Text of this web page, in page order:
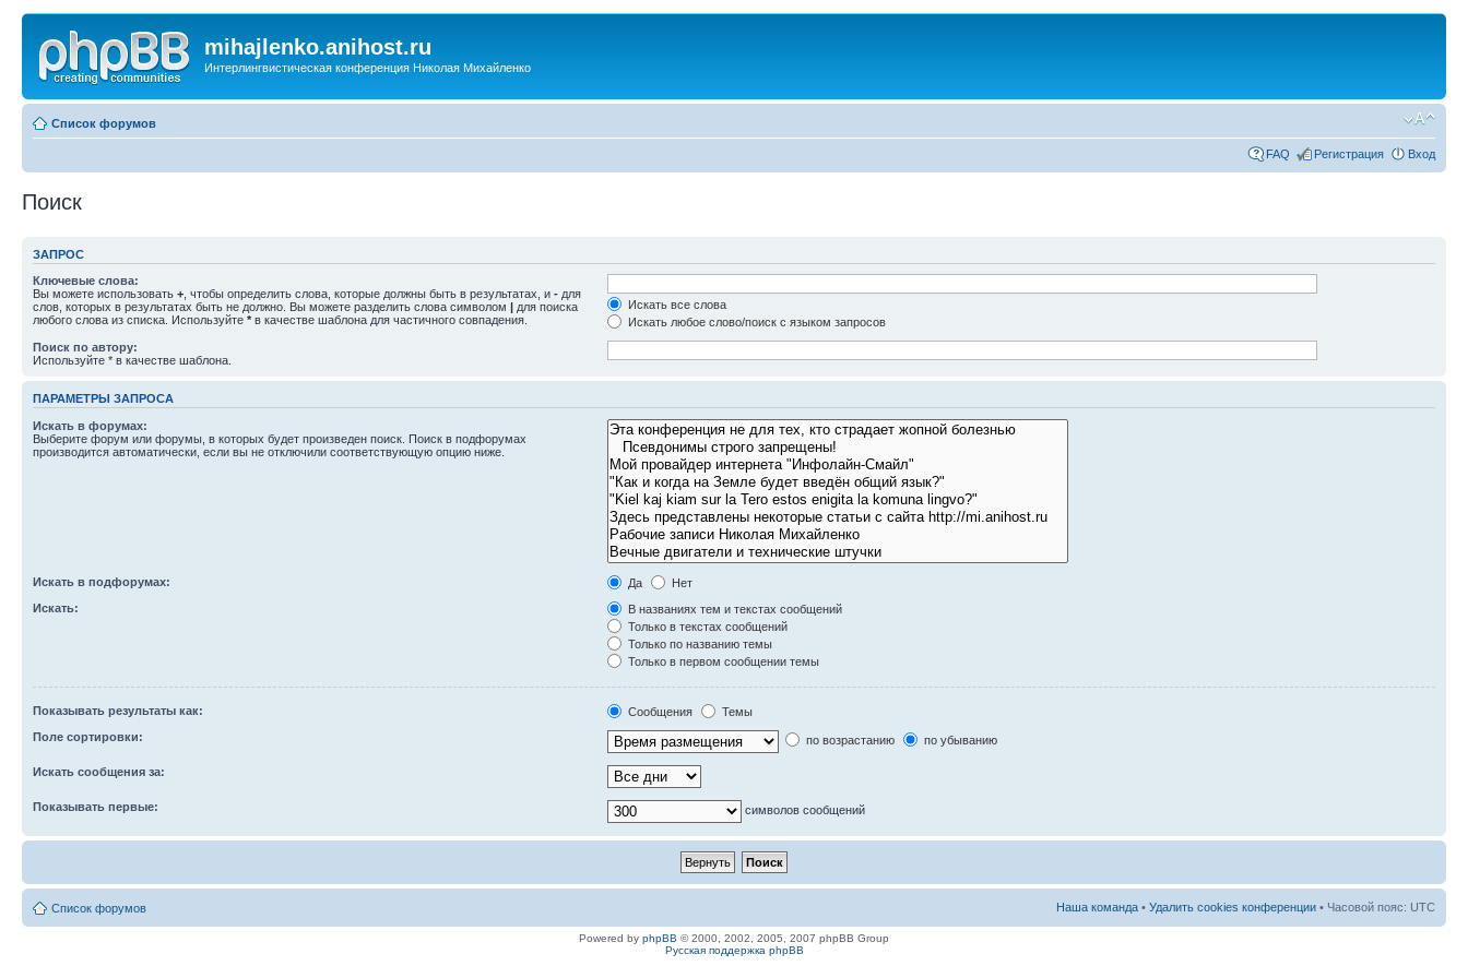
mihajlenko.anihost.ru
Интерлингвистическая конференция Николая Михайленко
Список форумов
FAQ Регистрация Вход
Поиск
ЗАПРОС
Ключевые слова:
Вы можете использовать + , чтобы определить слова, которые должны быть в результатах, и - для
слов, которых в результатах быть не должно. Вы можете разделить слова символом | для поиска
любого слова из списка. Используйте * в качестве шаблона для частичного совпадения.
Искать все слова
Искать любое слово/поиск с языком запросов
Поиск по автору:
Используйте * в качестве шаблона.
ПАРАМЕТРЫ ЗАПРОСА
Искать в форумах:
Выберите форум или форумы, в которых будет произведен поиск. Поиск в подфорумах
производится автоматически, если вы не отключили соответствующую опцию ниже.
Искать в подфорумах: Да
Нет
Искать:
В названиях тем и текстах сообщений
Только в текстах сообщений
Только по названию темы
Только в первом сообщении темы
Показывать результаты как: Сообщения
Темы
Поле сортировки:
по возрастанию по убыванию
Искать сообщения за:
Показывать первые: символов сообщений
Список форумов Наша команда • Удалить cookies конференции • Часовой пояс: UTC
Powered by phpBB © 2000, 2002, 2005, 2007 phpBB Group
Русская поддержка phpBB